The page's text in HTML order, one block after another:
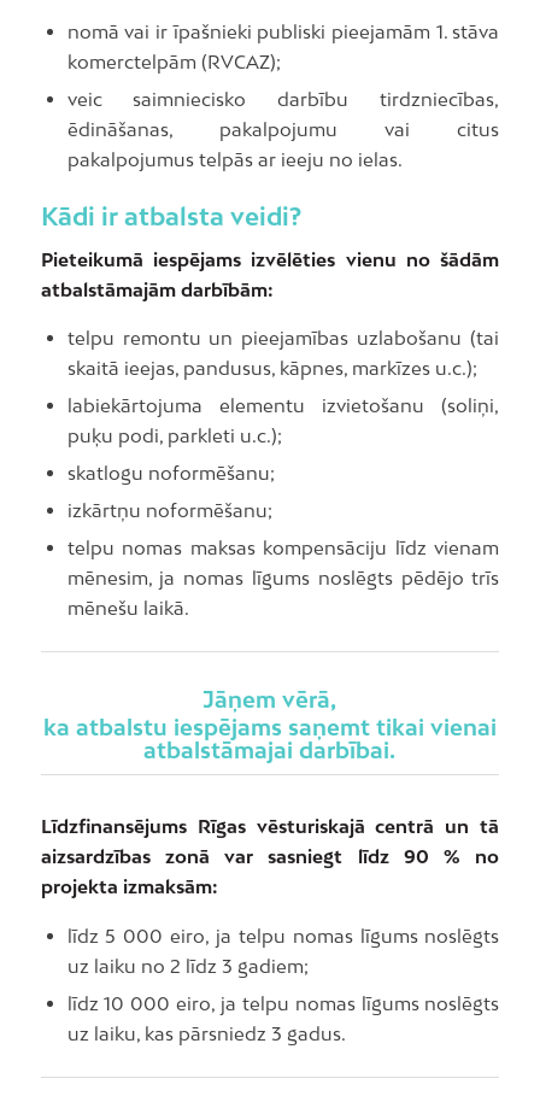
nomā vai ir īpašnieki publiski pieejamām 1. stāva
komerctelpām (RVCAZ);
veic saimniecisko darbību tirdzniecības,
ēdināšanas, pakalpojumu vai citus
pakalpojumus telpās ar ieeju no ielas.
Kādi ir atbalsta veidi?
Pieteikumā iespējams izvēlēties vienu no šādām
atbalstāmajām darbībām:
telpu remontu un pieejamības uzlabošanu (tai
skaitā ieejas, pandusus, kāpnes, markīzes u.c.);
labiekārtojuma elementu izvietošanu (soliņi,
puķu podi, parkleti u.c.);
skatlogu noformēšanu;
izkārtņu noformēšanu;
telpu nomas maksas kompensāciju līdz vienam
mēnesim, ja nomas līgums noslēgts pēdējo trīs
mēnešu laikā.
Jāņem vērā,
ka atbalstu iespējams saņemt tikai vienai
atbalstāmajai darbībai.
Līdzfinansējums Rīgas vēsturiskajā centrā un tā
aizsardzības zonā var sasniegt līdz 90 % no
projekta izmaksām:
līdz 5 000 eiro, ja telpu nomas līgums noslēgts
uz laiku no 2 līdz 3 gadiem;
līdz 10 000 eiro, ja telpu nomas līgums noslēgts
uz laiku, kas pārsniedz 3 gadus.